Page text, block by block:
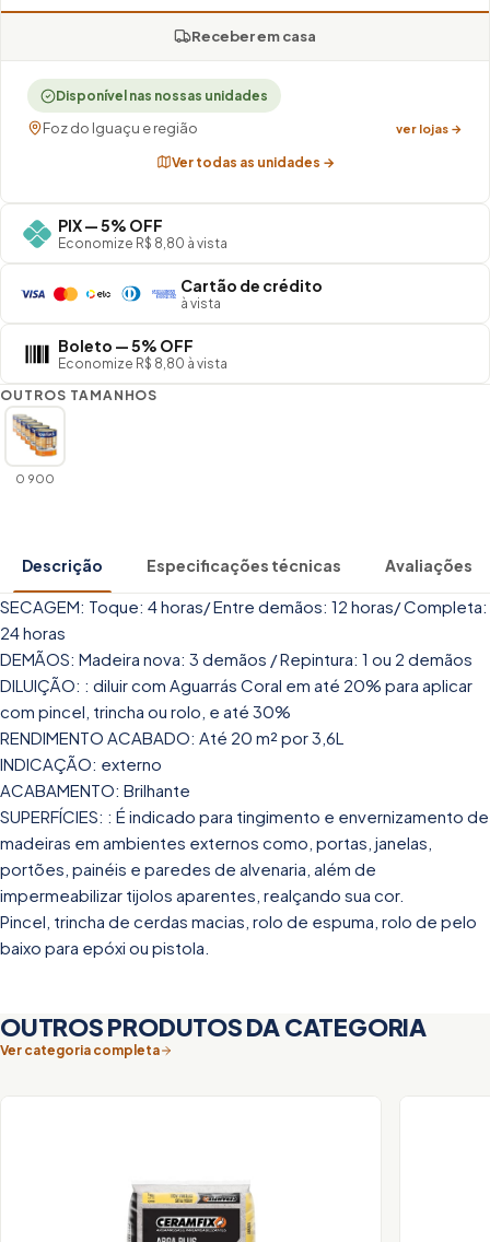
Receber em casa
Disponível nas nossas unidades
Foz do Iguaçu e região ver lojas →
Ver todas as unidades →
PIX — 5% OFF
Economize R$ 8,80 à vista
Cartão de crédito
à vista
Boleto — 5% OFF
Economize R$ 8,80 à vista
OUTROS TAMANHOS
0 900
Descrição Especificações técnicas Avaliações
SECAGEM: Toque: 4 horas/ Entre demãos: 12 horas/ Completa:
24 horas
DEMÃOS: Madeira nova: 3 demãos / Repintura: 1 ou 2 demãos
DILUIÇÃO: : diluir com Aguarrás Coral em até 20% para aplicar
com pincel, trincha ou rolo, e até 30%
RENDIMENTO ACABADO: Até 20 m² por 3,6L
INDICAÇÃO: externo
ACABAMENTO: Brilhante
SUPERFÍCIES: : É indicado para tingimento e envernizamento de
madeiras em ambientes externos como, portas, janelas,
portões, painéis e paredes de alvenaria, além de
impermeabilizar tijolos aparentes, realçando sua cor.
Pincel, trincha de cerdas macias, rolo de espuma, rolo de pelo
baixo para epóxi ou pistola.
OUTROS PRODUTOS DA CATEGORIA
Ver categoria completa